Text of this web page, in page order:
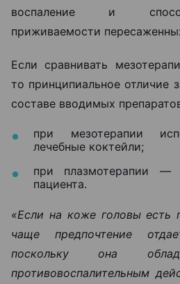
воспаление и
приживаемости
Если сравнивать
то принципиальное отличие
составе вводимых
при мезотерапии
лечебные коктейли;
при плазмотерапии —
пациента.
«Если на коже головы есть
чаще предпочтение
поскольку она
противовоспалительным